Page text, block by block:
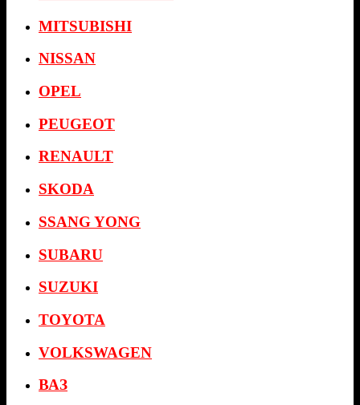
MITSUBISHI
NISSAN
OPEL
PEUGEOT
RENAULT
SKODA
SSANG YONG
SUBARU
SUZUKI
TOYOTA
VOLKSWAGEN
ВАЗ